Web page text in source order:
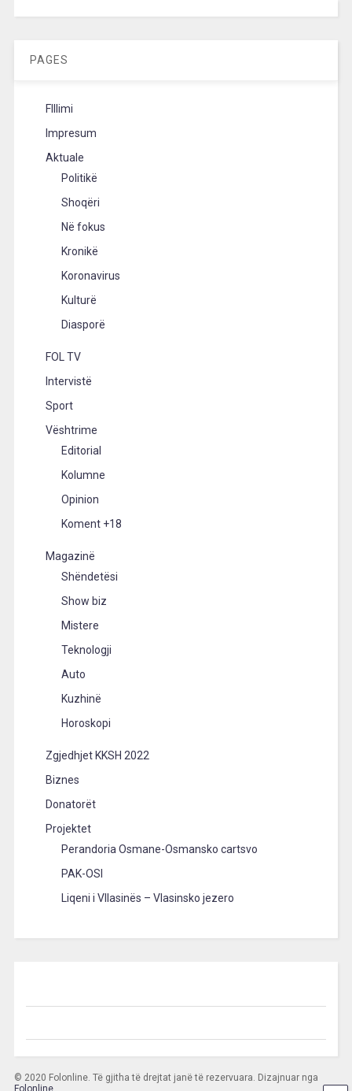
PAGES
FIllimi
Impresum
Aktuale
Politikë
Shoqëri
Në fokus
Kronikë
Koronavirus
Kulturë
Diasporë
FOL TV
Intervistë
Sport
Vështrime
Editorial
Kolumne
Opinion
Koment +18
Magazinë
Shëndetësi
Show biz
Mistere
Teknologji
Auto
Kuzhinë
Horoskopi
Zgjedhjet KKSH 2022
Biznes
Donatorët
Projektet
Perandoria Osmane-Osmansko cartsvo
PAK-OSI
Liqeni i Vllasinës – Vlasinsko jezero
© 2020 Folonline. Të gjitha të drejtat janë të rezervuara. Dizajnuar nga
Folonline